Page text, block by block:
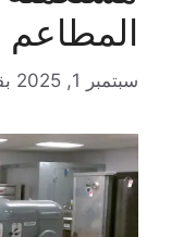
سبتمبر 1, 2025